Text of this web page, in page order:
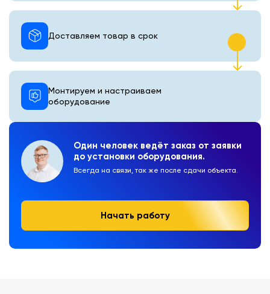
Один человек ведёт заказ от заявки
до установки оборудования.
Всегда на связи, так же после сдачи объекта.
Начать работу
Монтируем и настраиваем
оборудование
Доставляем товар в срок